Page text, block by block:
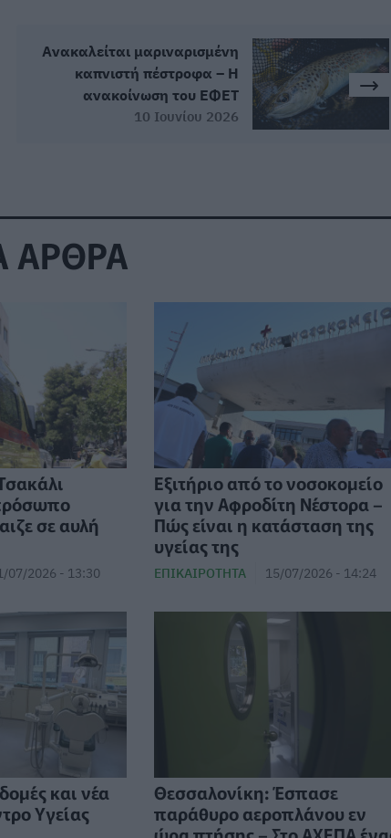
Ανακαλείται μαριναρισμένη
καπνιστή πέστροφα – Η
ανακοίνωση του ΕΦΕΤ
10 Ιουνίου 2026
ΑΡΘΡΑ
σε αυλή
07/2026 - 13:30
Εξιτήριο από το νοσοκομείο
για την Αφροδίτη Νέστορα –
Πώς είναι η κατάσταση της
υγείας της
ΕΠΙΚΑΙΡΌΤΗΤΑ 15/07/2026 - 14:24
και νέα
Υγείας
Θεσσαλονίκη: Έσπασε
παράθυρο αεροπλάνου εν